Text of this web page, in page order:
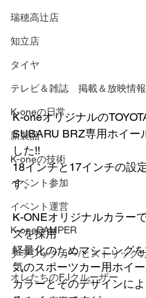
瑞穂高辻店
知立店
タイヤ
テレビ＆雑誌 掲載＆放映情報
K-oneの日常
新製品
K-oneの技術
イベント参加
イベント運営
K-oneDAMPER
クラシックカー/ヒストリック
オレたちのFJクルーザー
K-oneオリジナルの
SUBARU BRZ専用ホイー
した!!
18インチと17インチの設
す。
K-ONEオリジナルカラー
ズを採用
軽量化のためマシニング
気のスポーツカー用ホイー
カラーとそのデザインに